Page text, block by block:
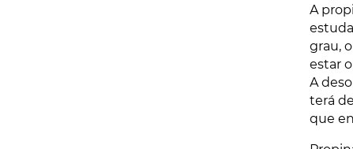
A
grau,
estar
A
terá
que